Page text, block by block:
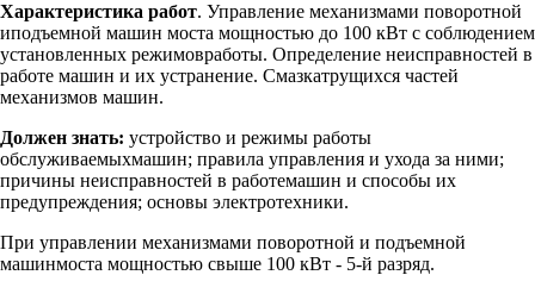
Характеристика работ. Управление механизмами поворотной
иподъемной машин моста мощностью до 100 кВт с соблюдением
установленных режимовработы. Определение неисправностей в
работе машин и их устранение. Смазкатрущихся частей
механизмов машин.
Должен знать: устройство и режимы работы
обслуживаемыхмашин; правила управления и ухода за ними;
причины неисправностей в работемашин и способы их
предупреждения; основы электротехники.
При управлении механизмами поворотной и подъемной
машинмоста мощностью свыше 100 кВт - 5-й разряд.